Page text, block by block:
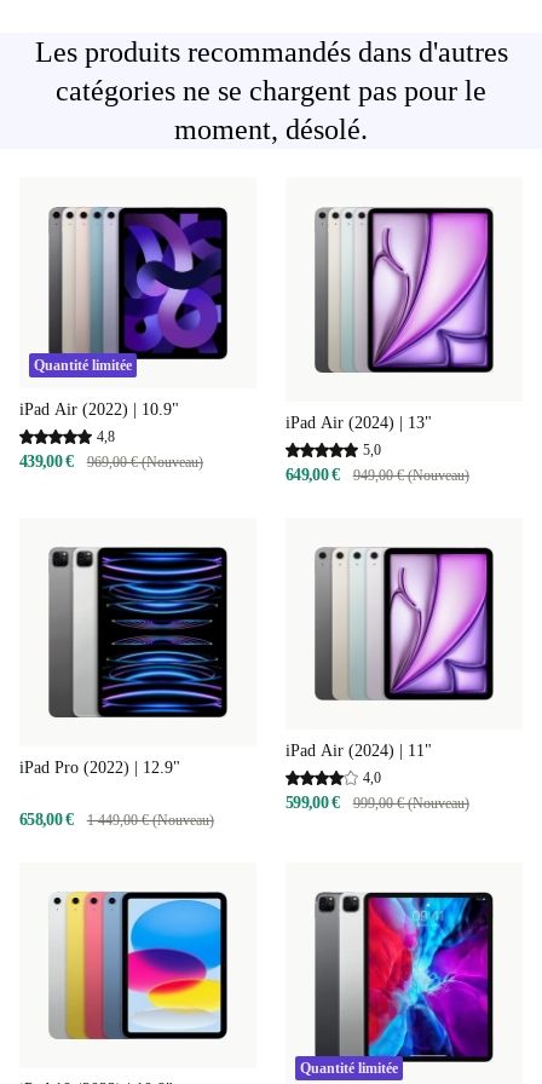
Les produits recommandés dans d'autres
catégories ne se chargent pas pour le
moment, désolé.
Quantité limitée
iPad Air (2022) | 10.9"
4,8
439,00 € 969,00 € (Nouveau)
iPad Air (2024) | 13"
5,0
649,00 € 949,00 € (Nouveau)
iPad Pro (2022) | 12.9"
658,00 € 1 449,00 € (Nouveau)
iPad Air (2024) | 11"
4,0
599,00 € 999,00 € (Nouveau)
Quantité limitée